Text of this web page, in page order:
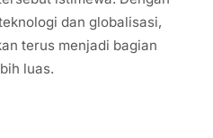
dan globalisasi,
terus menjadi bagian
luas.